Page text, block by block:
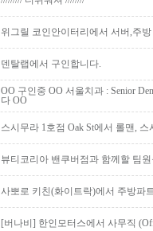
위그릴 코인안이터리에서 서버,주
덴탈랩에서 구인합니다.
OO 구인중 OO 서울치과 : Senior
다 OO
스시무라 1호점 Oak St에서 롤맨,
뷰티코리아 밴쿠버점과 함께할 팀
사뽀로 키친(화이트락)에서 주방파
[버나비] 한인모터스에서 사무직